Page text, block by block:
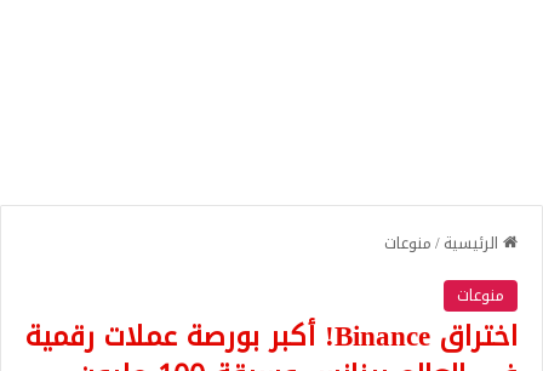
الرئيسية/منوعات
منوعات
اختراق Binance! أكبر بورصة عملات رقمية